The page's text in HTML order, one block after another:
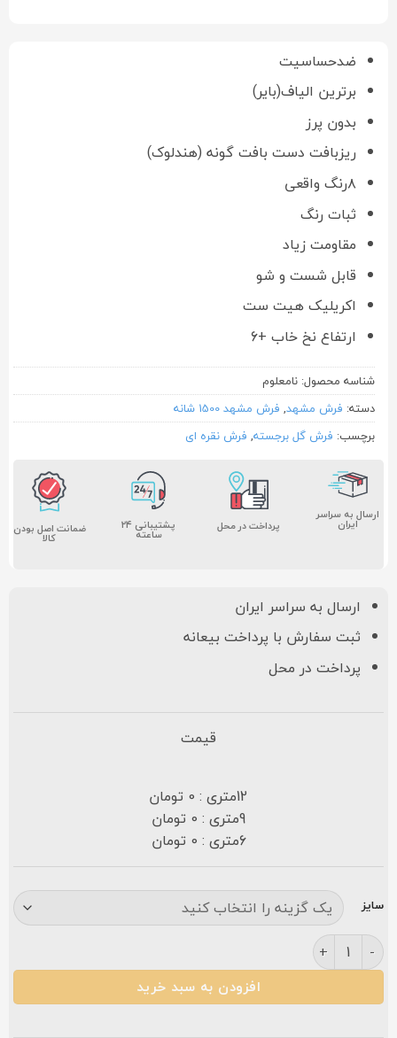
ضدحساسیت
برترین الیاف(بایر)
بدون پرز
ریزبافت دست بافت گونه (هندلوک)
۸رنگ واقعی
ثبات رنگ
مقاومت زیاد
قابل شست و شو
اکریلیک هیت ست
ارتفاع نخ خاب +6
شناسه محصول: نامعلوم
دسته: فرش مشهد, فرش مشهد 1500 شانه
برچسب: فرش گل برجسته, فرش نقره ای
ارسال به سراسر
ایران پرداخت در محل پشتیبانی ۲۴
ساعته ضمانت اصل بودن
کالا
ارسال به سراسر ایران
ثبت سفارش با پرداخت بیعانه
پرداخت در محل
قیمت
12متری : 0 تومان
9متری : 0 تومان
6متری : 0 تومان
سایز
فرش مشهد 1500 شانه طرح 815011 فیلی عدد
افزودن به سبد خرید